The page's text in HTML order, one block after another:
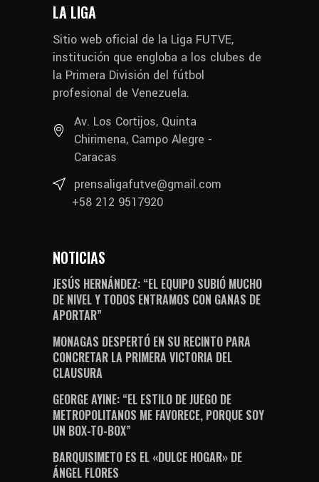
LA LIGA
Sitio web oficial de la Liga FUTVE,
institución que engloba a los clubes de
la Primera División del fútbol
profesional de Venezuela.
Av. Los Cortijos, Quinta
Chirimena, Campo Alegre -
Caracas
prensaligafutve@gmail.com
+58 212 9517920
NOTICIAS
JESÚS HERNÁNDEZ: “EL EQUIPO SUBIÓ MUCHO
DE NIVEL Y TODOS ENTRAMOS CON GANAS DE
APORTAR”
MONAGAS DESPERTÓ EN SU RECINTO PARA
CONCRETAR LA PRIMERA VICTORIA DEL
CLAUSURA
GEORGE AYINE: “EL ESTILO DE JUEGO DE
METROPOLITANOS ME FAVORECE, PORQUE SOY
UN BOX-TO-BOX”
BARQUISIMETO ES EL «DULCE HOGAR» DE
ÁNGEL FLORES